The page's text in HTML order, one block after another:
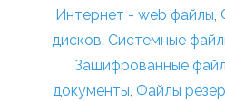
Интернет - web файлы,
дисков, Системные
Зашифрованные
документы, Файлы